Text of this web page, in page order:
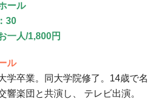
ール
30
一人/1,800円
ル
学卒業。同大学院修了。14歳で名
響楽団と共演し、 テレビ出演。